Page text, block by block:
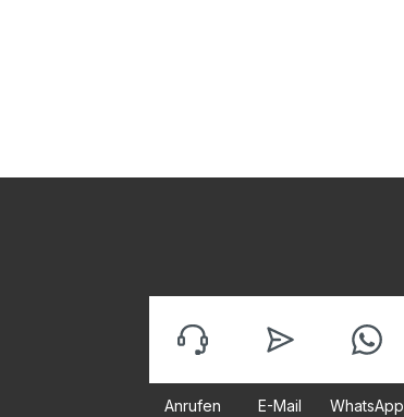
Anrufen E-Mail WhatsApp